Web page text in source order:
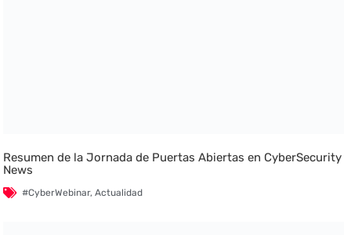
Resumen de la Jornada de Puertas Abiertas en CyberSecurity
News
#CyberWebinar,Actualidad